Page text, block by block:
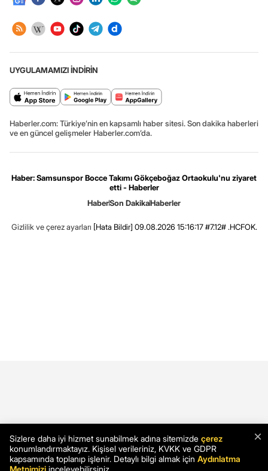
UYGULAMAMIZI İNDİRİN
Haberler.com: Türkiye’nin en kapsamlı haber sitesi. Son dakika haberleri
ve en güncel gelişmeler Haberler.com’da.
Haber: Samsunspor Bocce Takımı Gökçeboğaz Ortaokulu'nu ziyaret
etti - Haberler
HaberSon DakikaHaberler
Gizlilik ve çerez ayarları [Hata Bildir] 09.08.2026 15:16:17 #7.12# .HCFOK.
×
Sizlere daha iyi hizmet sunabilmek adına sitemizde çerez
konumlandırmaktayız. Kişisel verileriniz, KVKK ve GDPR
kapsamında toplanıp işlenir. Detaylı bilgi almak için Aydınlatma
Metnimizi inceleyebilirsiniz.